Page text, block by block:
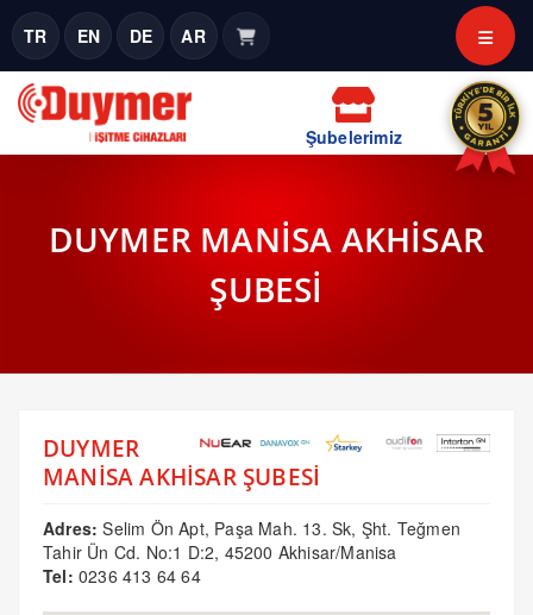
TR EN DE AR
Şubelerimiz
DUYMER MANİSA AKHİSAR
ŞUBESİ
DUYMER
MANİSA AKHİSAR ŞUBESİ
Adres: Selim Ön Apt, Paşa Mah. 13. Sk, Şht. Teğmen
Tahir Ün Cd. No:1 D:2, 45200 Akhisar/Manisa
Tel: 0236 413 64 64